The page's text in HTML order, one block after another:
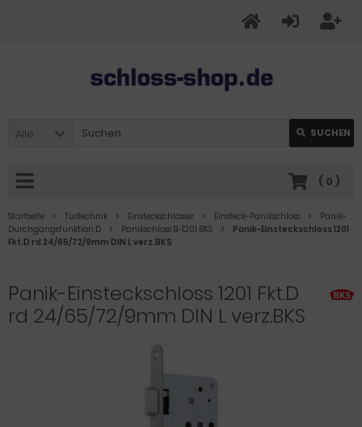
Alle SUCHEN
( 0 )
Startseite Türtechnik Einsteckschlösser Einsteck-Panikschloss
Panik-
Durchgangsfunktion D
Panikschloss B-1201 BKS
Panik-Einsteckschloss 1201
Fkt.D rd 24/65/72/9mm DIN L verz.BKS
Panik-Einsteckschloss 1201 Fkt.D
rd 24/65/72/9mm DIN L verz.BKS